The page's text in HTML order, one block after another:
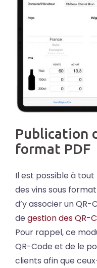
Publication
format PDF
Il est possible à
des vins sous
d’y associer un
de gestion des QR-
Pour rappel, ce
QR-Code et de le
clients afin que